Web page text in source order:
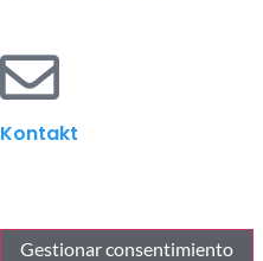
Kontakt
Gestionar consentimiento